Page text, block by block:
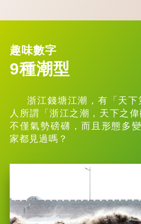
趣味數字
9種潮型
浙江錢塘江潮，有「天下
人所謂「浙江之潮，天下之
不僅氣勢磅礴，而且形態多
家都見過嗎？